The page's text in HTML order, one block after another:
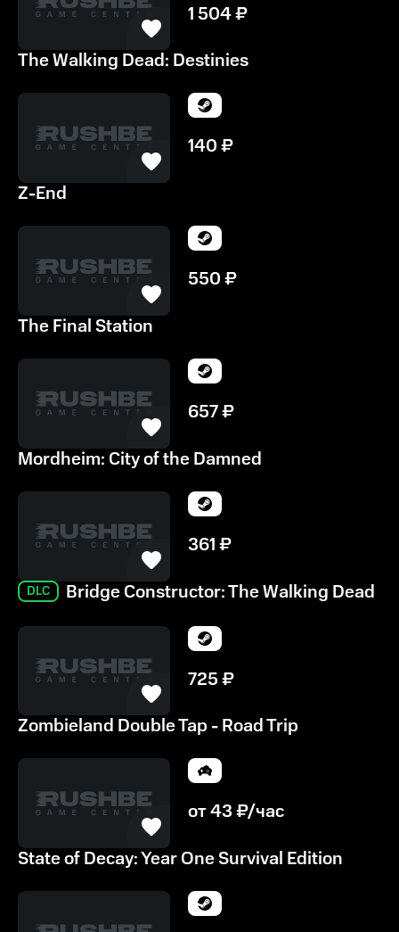
1 504₽
The Walking Dead: Destinies
140₽
Z-End
550₽
The Final Station
657₽
Mordheim: City of the Damned
361₽
DLC Bridge Constructor: The Walking Dead
725₽
Zombieland Double Tap - Road Trip
от43₽/час
State of Decay: Year One Survival Edition